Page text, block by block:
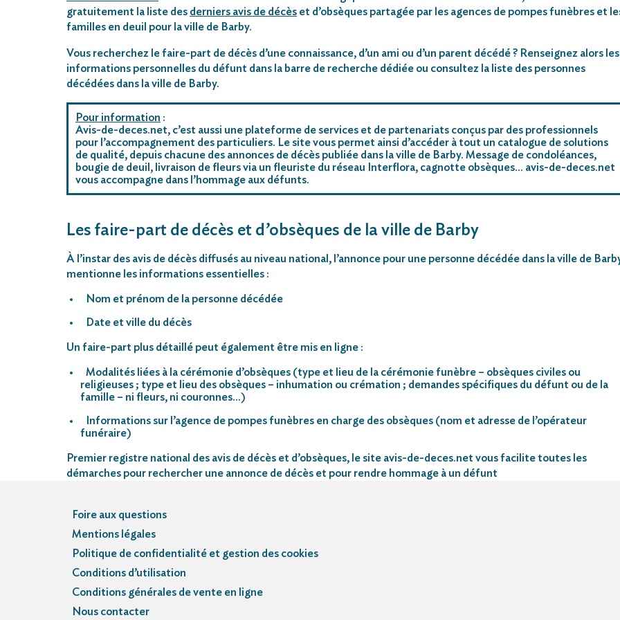
gratuitement la liste des derniers avis de décès et d’obsèques partagée par les agences de pompes funèbres et
familles en deuil pour la ville de Barby.
Vous recherchez le faire-part de décès d’une connaissance, d’un ami ou d’un parent décédé ? Renseignez alors les
informations personnelles du défunt dans la barre de recherche dédiée ou consultez la liste des personnes
décédées dans la ville de Barby.
Pour information :
Avis-de-deces.net, c’est aussi une plateforme de services et de partenariats conçus par des professionnels
pour l’accompagnement des particuliers. Le site vous permet ainsi d’accéder à tout un catalogue de solutions
de qualité, depuis chacune des annonces de décès publiée dans la ville de Barby. Message de condoléances,
bougie de deuil, livraison de fleurs via un fleuriste du réseau Interflora, cagnotte obsèques… avis-de-deces.net
vous accompagne dans l’hommage aux défunts.
Les faire-part de décès et d’obsèques de la ville de Barby
À l’instar des avis de décès diffusés au niveau national, l’annonce pour une personne décédée dans la ville de
mentionne les informations essentielles :
Nom et prénom de la personne décédée
Date et ville du décès
Un faire-part plus détaillé peut également être mis en ligne :
Modalités liées à la cérémonie d’obsèques (type et lieu de la cérémonie funèbre – obsèques civiles ou
religieuses ; type et lieu des obsèques – inhumation ou crémation ; demandes spécifiques du défunt ou de la
famille – ni fleurs, ni couronnes…)
Informations sur l’agence de pompes funèbres en charge des obsèques (nom et adresse de l’opérateur
funéraire)
Premier registre national des avis de décès et d’obsèques, le site avis-de-deces.net vous facilite toutes les
démarches pour rechercher une annonce de décès et pour rendre hommage à un défunt
Foire aux questions
Mentions légales
Politique de confidentialité et gestion des cookies
Conditions d’utilisation
Conditions générales de vente en ligne
Nous contacter